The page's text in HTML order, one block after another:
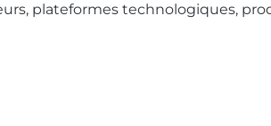
plateformes technologiques,